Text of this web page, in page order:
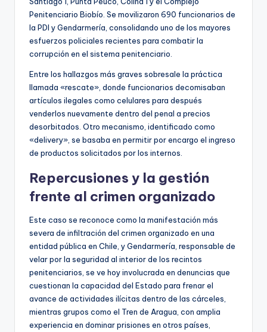
Penitenciario Biobío. Se movilizaron 690 funcionarios de
la PDI y Gendarmería, consolidando uno de los mayores
esfuerzos policiales recientes para combatir la
corrupción en el sistema penitenciario.
Entre los hallazgos más graves sobresale la práctica
llamada «rescate», donde funcionarios decomisaban
artículos ilegales como celulares para después
venderlos nuevamente dentro del penal a precios
desorbitados. Otro mecanismo, identificado como
«delivery», se basaba en permitir por encargo el ingreso
de productos solicitados por los internos.
Repercusiones y la gestión
frente al crimen organizado
Este caso se reconoce como la manifestación más
severa de infiltración del crimen organizado en una
entidad pública en Chile, y Gendarmería, responsable de
velar por la seguridad al interior de los recintos
penitenciarios, se ve hoy involucrada en denuncias que
cuestionan la capacidad del Estado para frenar el
avance de actividades ilícitas dentro de las cárceles,
mientras grupos como el Tren de Aragua, con amplia
experiencia en dominar prisiones en otros países,